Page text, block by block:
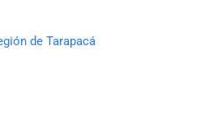
de Tarapacá